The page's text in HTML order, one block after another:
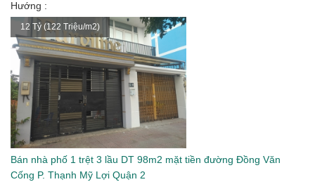
Hướng :
12 Tỷ (122 Triệu/m2)
Bán nhà phố 1 trệt 3 lầu DT 98m2 mặt tiền đường Đồng Văn
Cống P. Thạnh Mỹ Lợi Quận 2